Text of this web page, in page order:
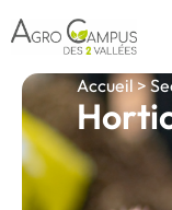
Accueil >